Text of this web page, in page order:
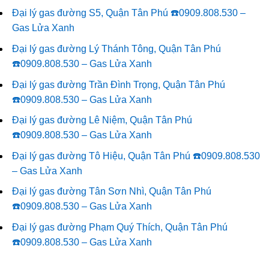
Đại lý gas đường S5, Quận Tân Phú ☎️0909.808.530 –
Gas Lửa Xanh
Đại lý gas đường Lý Thánh Tông, Quận Tân Phú
☎️0909.808.530 – Gas Lửa Xanh
Đại lý gas đường Trần Đình Trọng, Quận Tân Phú
☎️0909.808.530 – Gas Lửa Xanh
Đại lý gas đường Lê Niệm, Quận Tân Phú
☎️0909.808.530 – Gas Lửa Xanh
Đại lý gas đường Tô Hiệu, Quận Tân Phú ☎️0909.808.530
– Gas Lửa Xanh
Đại lý gas đường Tân Sơn Nhì, Quận Tân Phú
☎️0909.808.530 – Gas Lửa Xanh
Đại lý gas đường Phạm Quý Thích, Quận Tân Phú
☎️0909.808.530 – Gas Lửa Xanh